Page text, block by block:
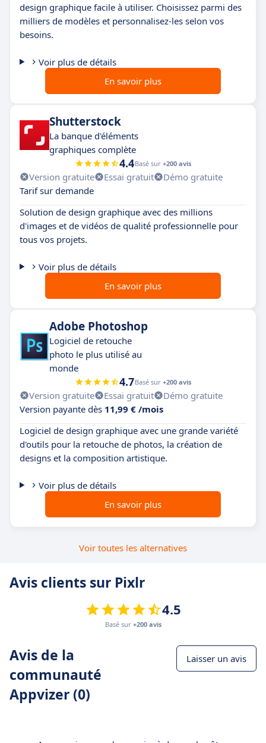
design graphique facile à utiliser. Choisissez parmi des
milliers de modèles et personnalisez-les selon vos
besoins.
Voir plus de détails
En savoir plus
Shutterstock
La banque d'éléments
graphiques complète
4.4Basé sur +200 avis
Version gratuite Essai gratuit
Démo gratuite
Tarif sur demande
Solution de design graphique avec des millions
d'images et de vidéos de qualité professionnelle pour
tous vos projets.
Voir plus de détails
En savoir plus
Adobe Photoshop
Logiciel de retouche
photo le plus utilisé au
monde
4.7Basé sur +200 avis
Version gratuite Essai gratuit
Démo gratuite
Version payante dès 11,99 € /mois
Logiciel de design graphique avec une grande variété
d'outils pour la retouche de photos, la création de
designs et la composition artistique.
Voir plus de détails
En savoir plus
Voir toutes les alternatives
Avis clients sur Pixlr
4.5
Basé sur +200 avis
Avis de la
communauté
Appvizer (0)
Laisser un avis